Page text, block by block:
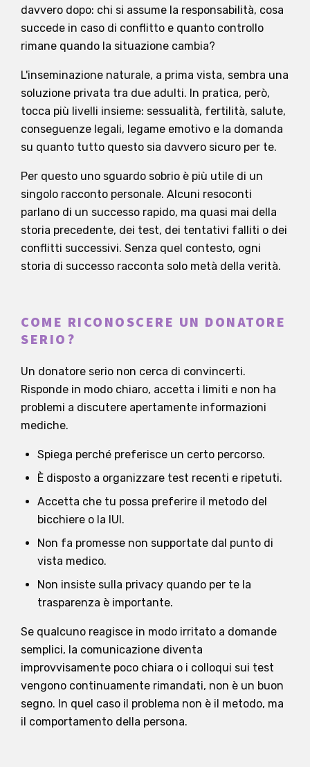
davvero dopo: chi si assume la responsabilità, cosa
succede in caso di conflitto e quanto controllo
rimane quando la situazione cambia?
L'inseminazione naturale, a prima vista, sembra una
soluzione privata tra due adulti. In pratica, però,
tocca più livelli insieme: sessualità, fertilità, salute,
conseguenze legali, legame emotivo e la domanda
su quanto tutto questo sia davvero sicuro per te.
Per questo uno sguardo sobrio è più utile di un
singolo racconto personale. Alcuni resoconti
parlano di un successo rapido, ma quasi mai della
storia precedente, dei test, dei tentativi falliti o dei
conflitti successivi. Senza quel contesto, ogni
storia di successo racconta solo metà della verità.
COME RICONOSCERE UN DONATORE
SERIO?
Un donatore serio non cerca di convincerti.
Risponde in modo chiaro, accetta i limiti e non ha
problemi a discutere apertamente informazioni
mediche.
Spiega perché preferisce un certo percorso.
È disposto a organizzare test recenti e ripetuti.
Accetta che tu possa preferire il metodo del
bicchiere o la IUI.
Non fa promesse non supportate dal punto di
vista medico.
Non insiste sulla privacy quando per te la
trasparenza è importante.
Se qualcuno reagisce in modo irritato a domande
semplici, la comunicazione diventa
improvvisamente poco chiara o i colloqui sui test
vengono continuamente rimandati, non è un buon
segno. In quel caso il problema non è il metodo, ma
il comportamento della persona.